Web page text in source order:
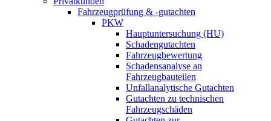
Fahrzeugprüfung & -gutachten
PKW
Hauptuntersuchung (HU)
Schadengutachten
Fahrzeugbewertung
Schadensanalyse an
Fahrzeugbauteilen
Unfallanalytische Gutachten
Gutachten zu technischen
Fahrzeugschäden